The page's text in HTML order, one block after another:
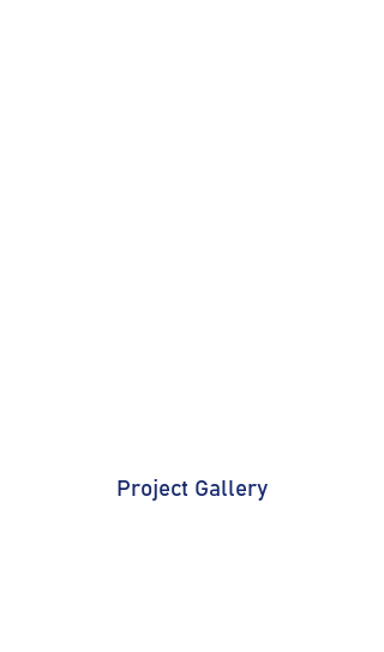
Project Gallery